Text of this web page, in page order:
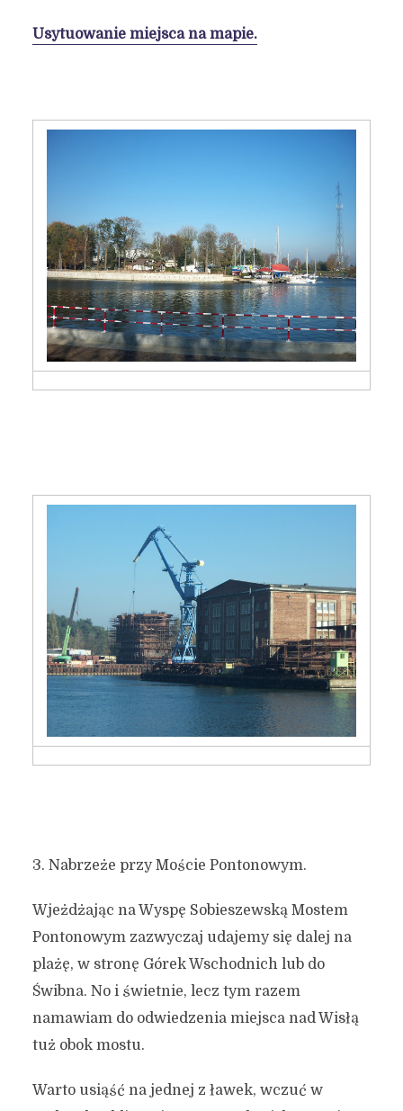
Cztery rzadko uczęszczane,
a piękne miejsca w
Gdańsku :)
Usytuowanie miejsca na mapie.
3. Nabrzeże przy Moście Pontonowym.
Wjeżdżając na Wyspę Sobieszewską Mostem
Pontonowym zazwyczaj udajemy się dalej na
plażę, w stronę Górek Wschodnich lub do
Świbna. No i świetnie, lecz tym razem
namawiam do odwiedzenia miejsca nad Wisłą
tuż obok mostu.
Warto usiąść na jednej z ławek, wczuć w